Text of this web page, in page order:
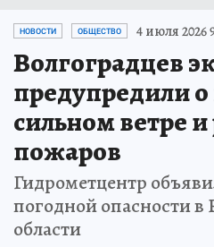
НОВОСТИ ОБЩЕСТВО 4 июля 2026
Волгоградцев
предупредили о
сильном ветре
пожаров
Гидрометцентр
погодной опасности в
области